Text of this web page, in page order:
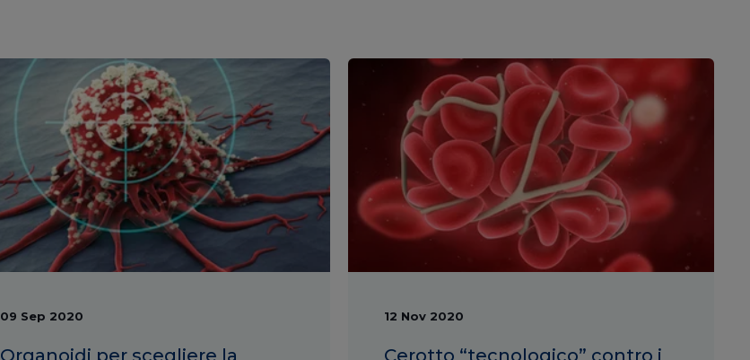
09 Sep 2020
Organoidi per scegliere la
12 Nov 2020
Cerotto “tecnologico” contro i